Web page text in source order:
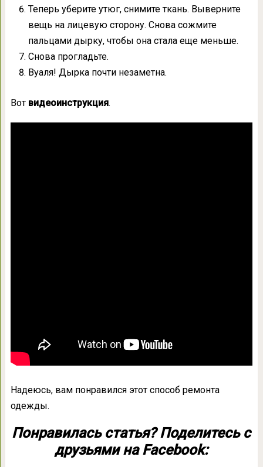
Теперь уберите утюг, снимите ткань. Выверните
вещь на лицевую сторону. Снова сожмите
пальцами дырку, чтобы она стала еще меньше.
Снова прогладьте.
Вуаля! Дырка почти незаметна.
Вот видеоинструкция.
Надеюсь, вам понравился этот способ ремонта
одежды.
Понравилась статья? Поделитесь с
друзьями на Facebook: